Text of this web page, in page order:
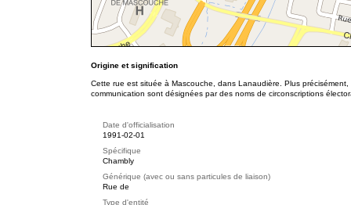
Origine et signification
Cette rue est située à Mascouche, dans Lanaudière. Plus
communication sont désignées par des noms de circonscriptions
Date d'officialisation
1991-02-01
Spécifique
Chambly
Générique (avec ou sans particules de liaison)
Rue de
Type d'entité